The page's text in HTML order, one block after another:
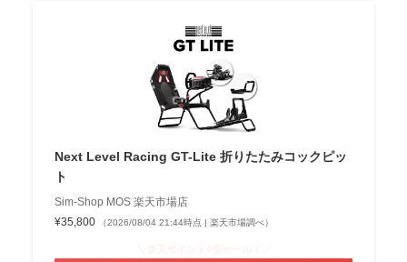
Next Level Racing GT-Lite 折りたたみコックピッ
ト
Sim-Shop MOS 楽天市場店
¥35,800
（2026/08/04 21:44時点 | 楽天市場調べ）